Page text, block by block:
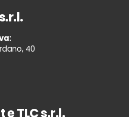
40
TLC s.r.l.